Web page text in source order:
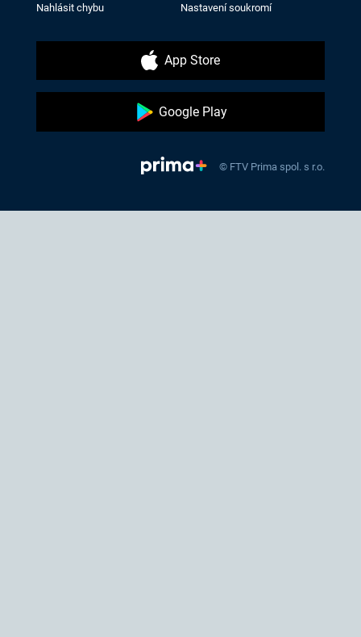
Nahlásit chybu Nastavení soukromí
App Store
Google Play
© FTV Prima spol. s r.o.